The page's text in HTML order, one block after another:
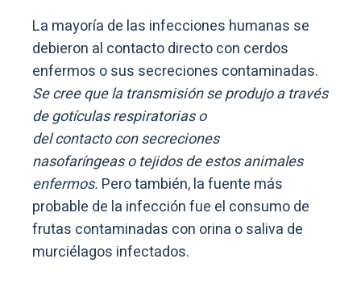
La mayoría de las infecciones humanas se
debieron al contacto directo con cerdos
enfermos o sus secreciones contaminadas.
Se cree que la transmisión se produjo a través
de gotículas respiratorias o
del contacto con secreciones
nasofaríngeas o tejidos de estos animales
enfermos. Pero también, la fuente más
probable de la infección fue el consumo de
frutas contaminadas con orina o saliva de
murciélagos infectados.